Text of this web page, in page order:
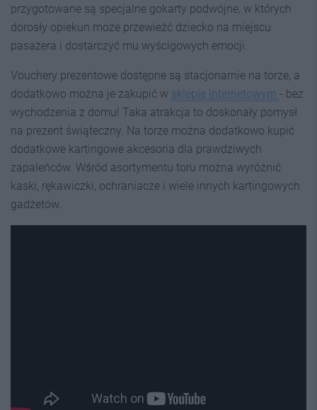
przygotowane są specjalne gokarty podwójne, w których
dorosły opiekun może przewieźć dziecko na miejscu
pasażera i dostarczyć mu wyścigowych emocji.
Vouchery prezentowe dostępne są stacjonarnie na torze, a
dodatkowo można je zakupić w sklepie internetowym - bez
wychodzenia z domu! Taka atrakcja to doskonały pomysł
na prezent świąteczny. Na torze można dodatkowo kupić
dodatkowe kartingowe akcesoria dla prawdziwych
zapaleńców. Wśród asortymentu toru można wyróżnić
kaski, rękawiczki, ochraniacze i wiele innych kartingowych
gadżetów.